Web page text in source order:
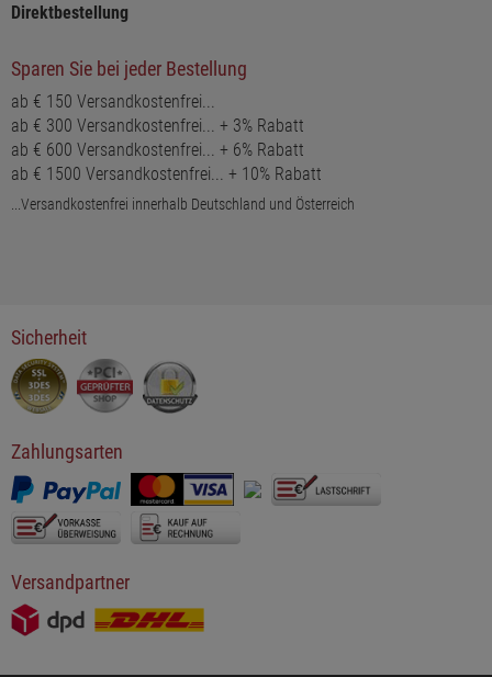
Direktbestellung
Sparen Sie bei jeder Bestellung
ab € 150 Versandkostenfrei...
ab € 300 Versandkostenfrei... + 3% Rabatt
ab € 600 Versandkostenfrei... + 6% Rabatt
ab € 1500 Versandkostenfrei... + 10% Rabatt
...Versandkostenfrei innerhalb Deutschland und Österreich
Sicherheit
Zahlungsarten
Versandpartner